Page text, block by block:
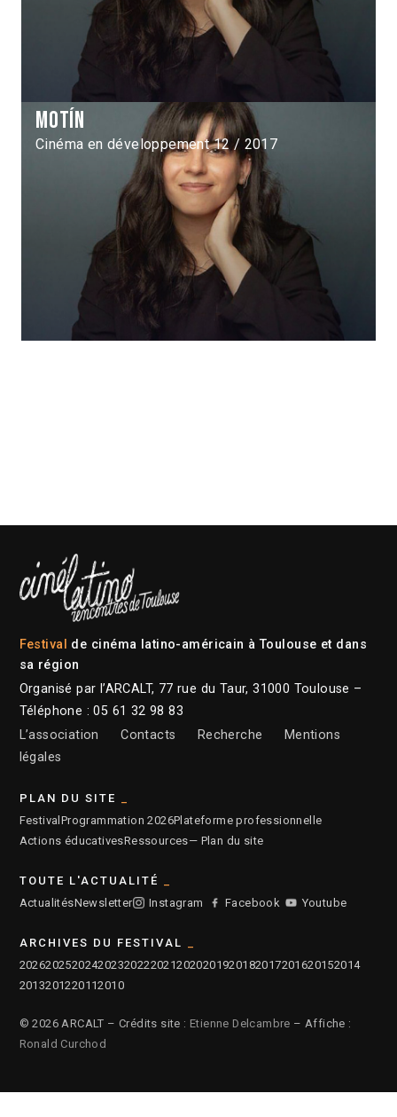
Motín
Cinéma en développement 12 / 2017
Festival de cinéma latino-américain à Toulouse et dans
sa région
Organisé par l’ARCALT, 77 rue du Taur, 31000 Toulouse –
Téléphone : 05 61 32 98 83
L’association
Contacts Recherche
Mentions
légales
PLAN DU SITE
Festival Programmation 2026Plateforme professionnelle
Actions éducativesRessources— Plan du site
TOUTE L'ACTUALITÉ
ActualitésNewsletter Instagram Facebook Youtube
ARCHIVES DU FESTIVAL
2026202520242023202220212020201920182017201620152014
2013201220112010
© 2026 ARCALT – Crédits site : Etienne Delcambre – Affiche :
Ronald Curchod